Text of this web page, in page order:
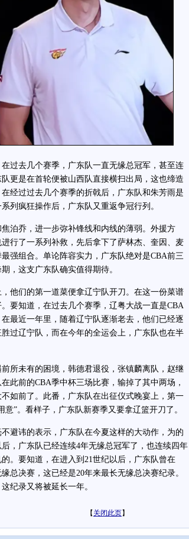
去几个赛季，广东队一直无缘总冠军，甚至连
更是在首轮便被山西队直接横扫出局，这也缔造
经过过去几个赛季的折戟后，广东队和朱芳雨是
列疯狂操作后，广东队又重返争冠行列。
乔，进一步弥补锋线和内线的薄弱。外援方
行了一系列补救，先后拿下了萨林杰、奎因、麦
强组合。单论阵容实力，广东队绝对是CBA前三
，这支广东队确实值得期待。
们的第一道菜便拿辽宁队开刀。在这一份菜谱
要知道，在过去几个赛季，辽粤大战一直是CBA
最近一年里，随着辽宁队逐渐老去，他们已经逐
过辽宁队，而在今年的全运会上，广东队也在半
未有的困境，韩德君退役，张镇麟离队，赵继
此前的CBA季中杯三场比赛，输掉了其中两场，
如前了。此番，广东队在出征仪式晚宴上，第一
”。看样子，广东队新赛季又要拿辽篮开刀了。
讳的表示，广东队在今夏这样的大动作，为的
，广东队已经连续4年无缘总冠军了，也连续四年
。要知道，在进入到21世纪以后，广东队曾在
总决赛，这已经是20年来最长无缘总决赛纪录。
纪录又将被延长一年。
【 关闭此页】